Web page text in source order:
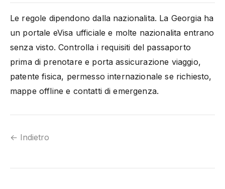
Le regole dipendono dalla nazionalita. La Georgia ha
un portale eVisa ufficiale e molte nazionalita entrano
senza visto. Controlla i requisiti del passaporto
prima di prenotare e porta assicurazione viaggio,
patente fisica, permesso internazionale se richiesto,
mappe offline e contatti di emergenza.
← Indietro